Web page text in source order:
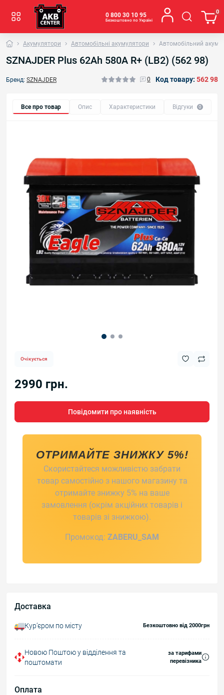
0 800 30 10 95
Безкоштовно по Україні
0
Акумулятори Автомобільні акумулятори Автомобільний
SZNAJDER Plus 62Ah 580A R+ (LB2) (562 98)
Бренд: SZNAJDER 0 Код товару: 562 98
Все про товар Опис Характеристики Відгуки 0
Очікується
2990 грн.
Повідомити про наявність
ОТРИМАЙТЕ ЗНИЖКУ 5%!
Скористайтеся можливістю забрати
товар самостійно з нашого магазину та
отримайте знижку 5% на ваше
замовлення (окрім акційних товарів і
товарів зі знижкою).
Промокод: ZABERU_SAM
Доставка
Курʼєром по місту Безкоштовно від 2000грн
Новою Поштою у відділення та
поштомати
за тарифами
перевізника
Оплата